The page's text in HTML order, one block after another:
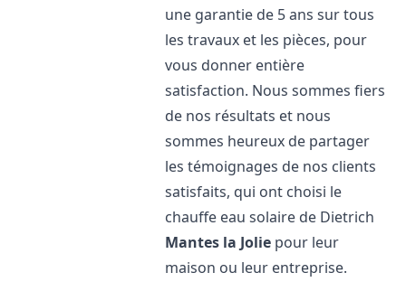
une garantie de 5 ans sur tous
les travaux et les pièces, pour
vous donner entière
satisfaction. Nous sommes fiers
de nos résultats et nous
sommes heureux de partager
les témoignages de nos clients
satisfaits, qui ont choisi le
chauffe eau solaire de Dietrich
Mantes la Jolie pour leur
maison ou leur entreprise.